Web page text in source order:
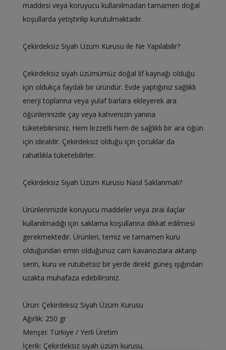
maddesi veya koruyucu kullanılmadan tamamen doğal
koşullarda yetiştirilip kurutulmaktadır.
Çekirdeksiz Siyah Üzüm Kurusu ile Ne Yapılabilir?
Çekirdeksiz siyah üzümümüz doğal lif kaynağı olduğu
için oldukça faydalı bir üründür. Evde yaptığınız sağlıklı
enerji toplarına veya yulaf barlara ekleyerek ara
öğünlerinizde çay veya kahvenizin yanına
tüketebilirsiniz. Hem lezzetli hem de sağlıklı bir ara öğün
için idealdir. Çekirdeksiz olduğu için çocuklar da
rahatlıkla tüketebilirler.
Çekirdeksiz Siyah Üzüm Kurusu Nasıl Saklanmalı?
Ürünlerimizde koruyucu maddeler veya zirai ilaçlar
kullanılmadığı için saklama koşullarına dikkat edilmesi
gerekmektedir. Ürünleri, temiz ve tamamen kuru
olduğundan emin olduğunuz cam kavanozlara aktarıp
serin, kuru ve rutubetsiz bir yerde direkt güneş ışığından
uzakta muhafaza edebilirsiniz.
Ürün: Çekirdeksiz Siyah Üzüm Kurusu
Ağırlık: 250 gr
Menşei: Türkiye / Yerli Üretim
İçerik: Çekirdeksiz siyah üzüm kurusu.